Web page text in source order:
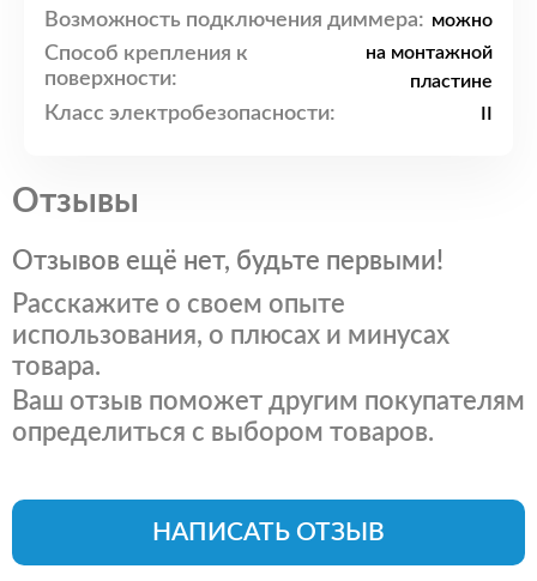
Возможность подключения диммера: можно
Способ крепления к
поверхности:
на монтажной
пластине
Класс электробезопасности:
Отзывы
Отзывов ещё нет, будьте первыми!
Расскажите о своем опыте
использования, о плюсах и минусах
товара.
Ваш отзыв поможет другим покупателям
определиться с выбором товаров.
НАПИСАТЬ ОТЗЫВ